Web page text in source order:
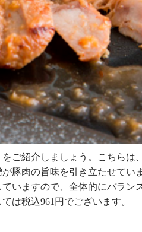
ご紹介しましょう。こちらは
豚肉の旨味を引き立たせてい
いますので、全体的にバラン
は税込961円でございます。